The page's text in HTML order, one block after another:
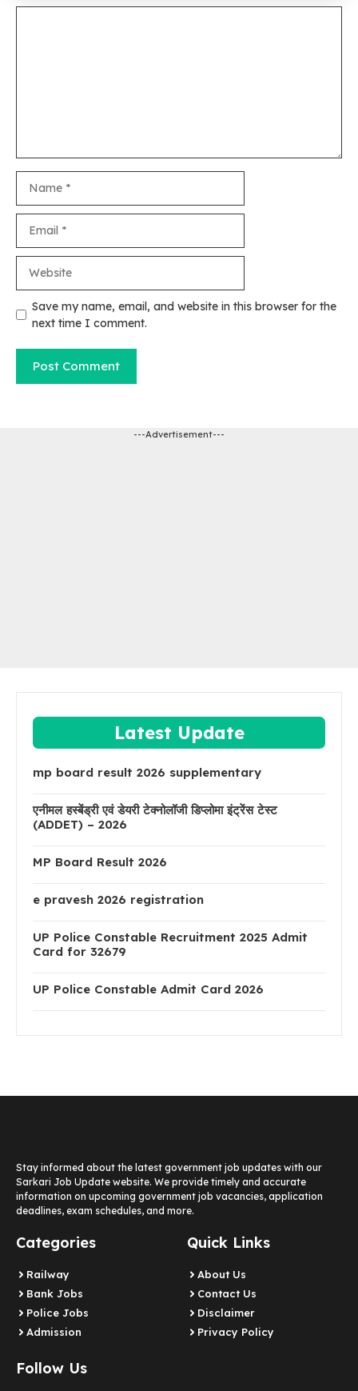
Save my name, email, and website in this browser for the
next time I comment.
---Advertisement---
Latest Update
mp board result 2026 supplementary
एनीमल हस्बेंड्री एवं डेयरी टेक्नोलॉजी डिप्लोमा इंट्रेंस टेस्ट
(ADDET) – 2026
MP Board Result 2026
e pravesh 2026 registration
UP Police Constable Recruitment 2025 Admit
Card for 32679
UP Police Constable Admit Card 2026
Stay informed about the latest government job updates with our
Sarkari Job Update website. We provide timely and accurate
information on upcoming government job vacancies, application
deadlines, exam schedules, and more.
Categories
Railway
Bank Jobs
Police Jobs
Admission
Quick Links
About Us
Contact Us
Disclaimer
Privacy Policy
Follow Us